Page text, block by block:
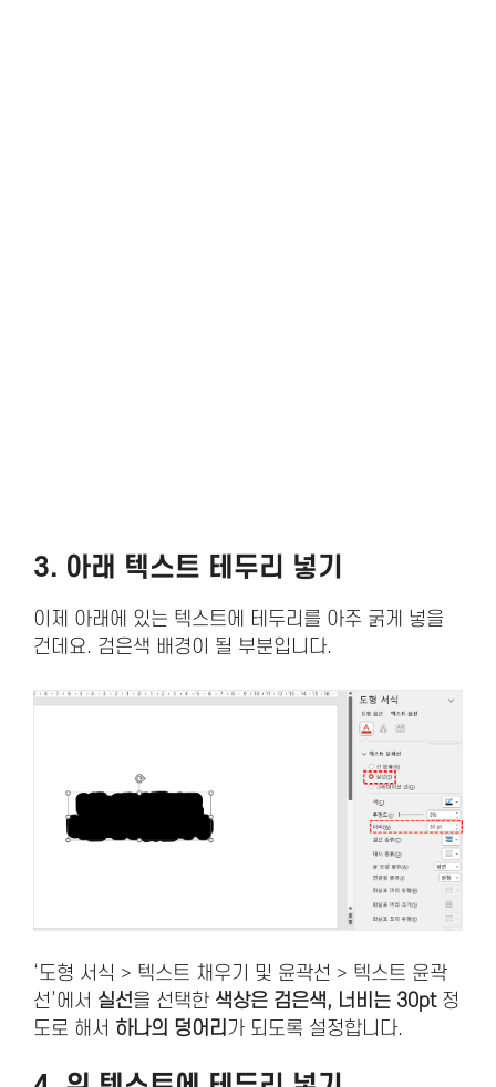
3. 아래 텍스트 테두리 넣기
이제 아래에 있는 텍스트에 테두리를 아주 굵게 넣을
건데요. 검은색 배경이 될 부분입니다.
‘도형 서식 > 텍스트 채우기 및 윤곽선 > 텍스트 윤곽
선’에서 실선을 선택한 색상은 검은색, 너비는 30pt정
도로 해서 하나의 덩어리 가 되도록 설정합니다.